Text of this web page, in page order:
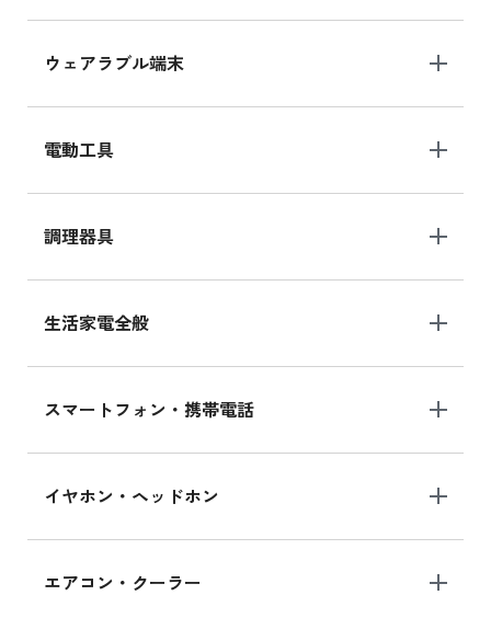
ウェアラブル端末
電動工具
調理器具
生活家電全般
スマートフォン・携帯電話
イヤホン・ヘッドホン
エアコン・クーラー